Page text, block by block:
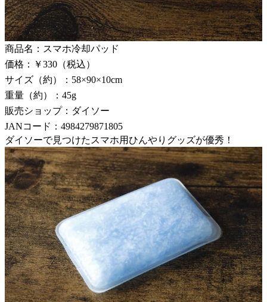
商品名：スマホ冷却パッド
価格：￥330（税込）
サイズ（約）：58×90×10cm
重量（約）：45g
販売ショップ：ダイソー
JANコード：4984279871805
ダイソーで見つけたスマホ用ひんやりグッズが優秀！